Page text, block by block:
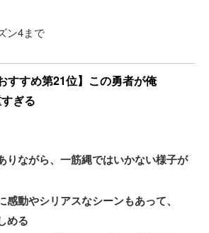
ン4まで
すすめ第21位】この勇者が俺
ぎる
りながら、一筋縄ではいかない様子が
感動やシリアスなシーンもあって、
める